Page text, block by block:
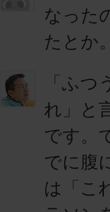
なった
たとか。
「ふ
れ」と
です。
でに腹
は「こ